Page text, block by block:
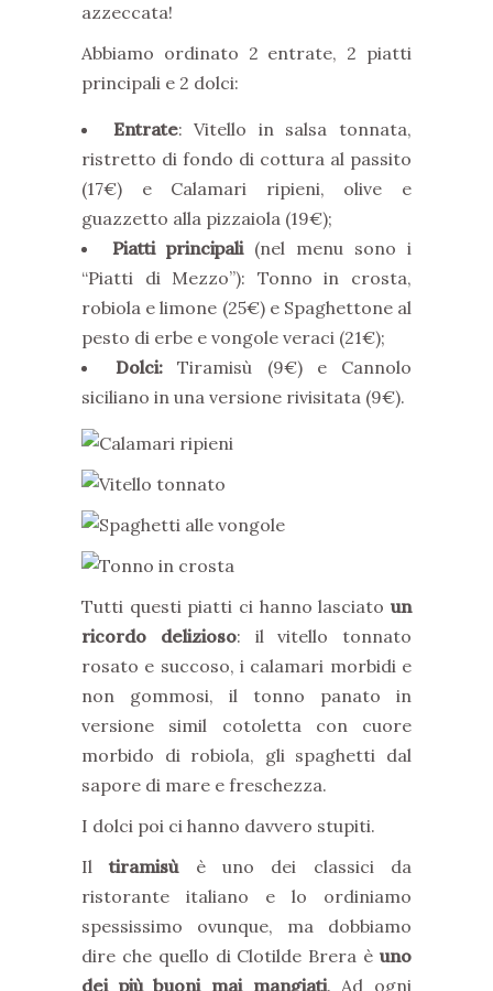
azzeccata!
Abbiamo ordinato 2 entrate, 2 piatti
principali e 2 dolci:
Entrate: Vitello in salsa tonnata,
ristretto di fondo di cottura al passito
(17€) e Calamari ripieni, olive e
guazzetto alla pizzaiola (19€);
Piatti principali(nel menu sono i
“Piatti di Mezzo”): Tonno in crosta,
robiola e limone (25€) e Spaghettone al
pesto di erbe e vongole veraci (21€);
Dolci: Tiramisù (9€) e Cannolo
siciliano in una versione rivisitata (9€).
Tutti questi piatti ci hanno lasciato un
ricordo delizioso: il vitello tonnato
rosato e succoso, i calamari morbidi e
non gommosi, il tonno panato in
versione simil cotoletta con cuore
morbido di robiola, gli spaghetti dal
sapore di mare e freschezza.
I dolci poi ci hanno davvero stupiti.
Iltiramisùè uno dei classici da
ristorante italiano e lo ordiniamo
spessissimo ovunque, ma dobbiamo
dire che quello di Clotilde Brera è uno
dei più buoni mai mangiati. Ad ogni